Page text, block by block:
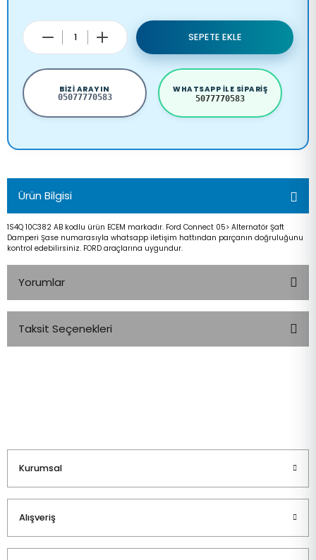
SEPETE EKLE
BIZI ARAYIN
05077770583
WHATSAPP ILE SIPARIŞ
5077770583
Ürün Bilgisi
1S4Q 10C382 AB kodlu ürün ECEM markadır. Ford Connect 05> Alternatör Şaft
Damperi Şase numarasıyla whatsapp iletişim hattından parçanın doğruluğunu
kontrol edebilirsiniz. FORD araçlarına uygundur.
Yorumlar
Taksit Seçenekleri
Kurumsal
Alışveriş